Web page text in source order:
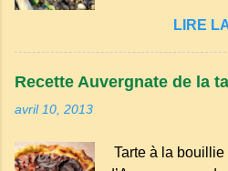
Auvergne
Dôme . A Adrillier
organiques,
le protéger et
présente
des arrosages :
empêche la
LIRE
Recette Auvergnate de la
avril 10, 2013
Tarte à la